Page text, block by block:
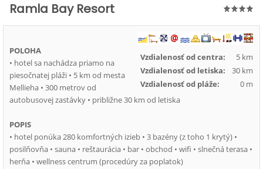
Ramla Bay Resort
Vzdialenosť od centra:
5 km
Vzdialenosť od letiska:
30 km
Vzdialenosť od pláže:
0 m
POLOHA
• hotel sa nachádza priamo na
piesočnatej pláži • 5 km od mesta
Mellieha • 300 metrov od
autobusovej zastávky • približne 30 km od letiska
POPIS
• hotel ponúka 280 komfortných izieb • 3 bazény (z toho 1 krytý) •
posilňovňa • sauna • reštaurácia • bar • obchod • wifi • slnečná terasa •
herňa • wellness centrum (procedúry za poplatok)